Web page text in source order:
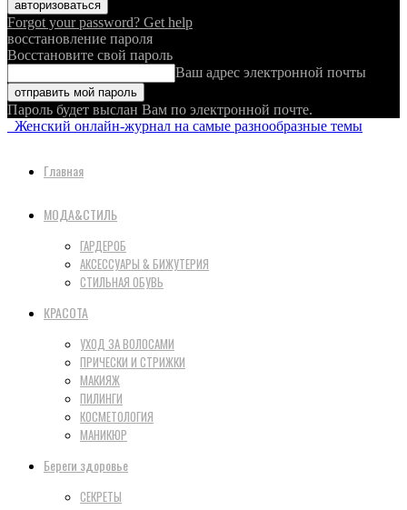
Forgot your password? Get help
восстановление пароля
Восстановите свой пароль
Ваш адрес электронной почты
Пароль будет выслан Вам по электронной почте.
Женский онлайн-журнал на самые разнообразные темы
Главная
МОДА&СТИЛЬ
ГАРДЕРОБ
АКСЕССУАРЫ & БИЖУТЕРИЯ
СТИЛЬНАЯ ОБУВЬ
КРАСОТА
УХОД ЗА ВОЛОСАМИ
ПРИЧЕСКИ И СТРИЖКИ
МАКИЯЖ
ПИЛИНГИ
КОСМЕТОЛОГИЯ
МАНИКЮР
Береги здоровье
СЕКРЕТЫ